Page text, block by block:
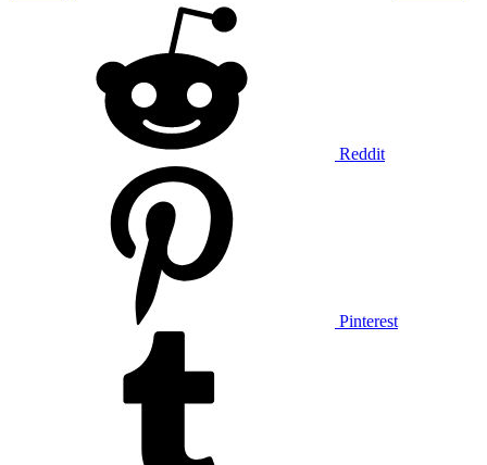
Reddit
Pinterest